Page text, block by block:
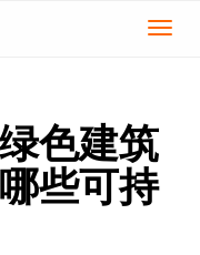
切
色建筑
些可持